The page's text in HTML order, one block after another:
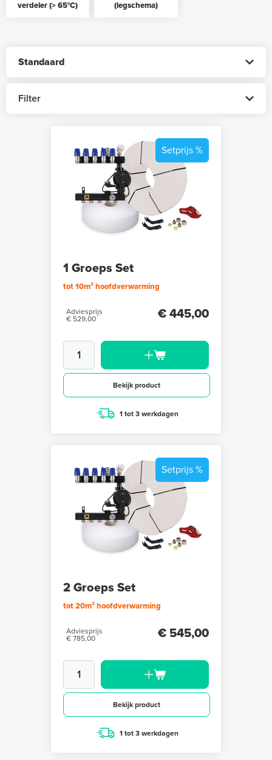
verdeler (> 65°C)
(legschema)
Filter
Setprijs %
1 Groeps Set
tot 10m² hoofdverwarming
Adviesprijs
€ 529,00
€ 445,00
Bekijk product
1 tot 3 werkdagen
Setprijs %
2 Groeps Set
tot 20m² hoofdverwarming
Adviesprijs
€ 785,00
€ 545,00
Bekijk product
1 tot 3 werkdagen